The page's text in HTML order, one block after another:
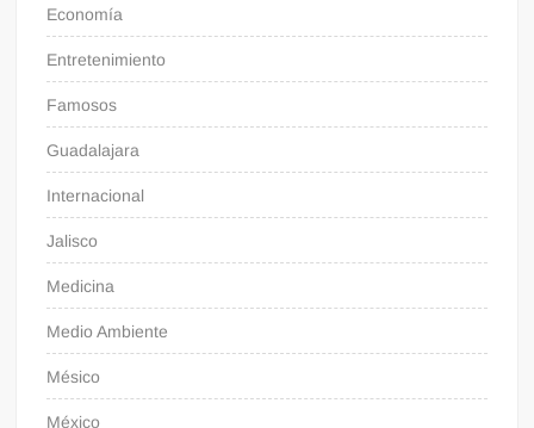
Economía
Entretenimiento
Famosos
Guadalajara
Internacional
Jalisco
Medicina
Medio Ambiente
Mésico
México